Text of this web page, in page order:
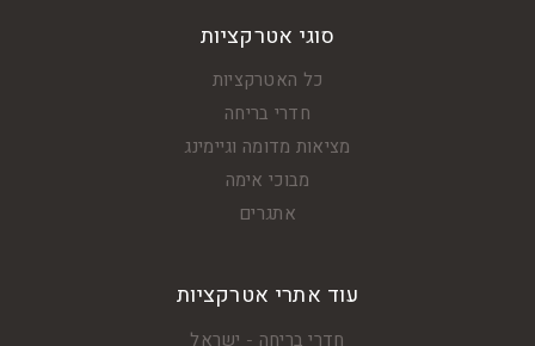
סוגי אטרקציות
כל האטרקציות
חדרי בריחה
מציאות מדומה וגיימינג
מבוכי אימה
אתגרים
עוד אתרי אטרקציות
חדרי בריחה - ישראל